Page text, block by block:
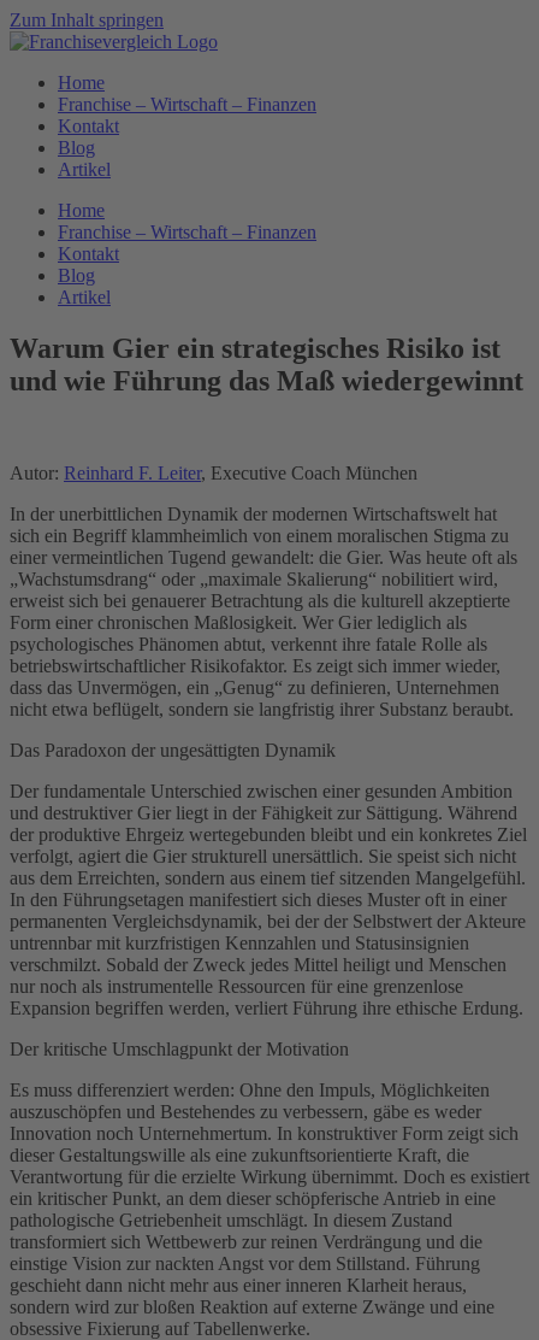
Zum Inhalt springen
Home
Franchise – Wirtschaft – Finanzen
Kontakt
Blog
Artikel
Home
Franchise – Wirtschaft – Finanzen
Kontakt
Blog
Artikel
Warum Gier ein strategisches Risiko ist
und wie Führung das Maß wiedergewinnt
Autor: Reinhard F. Leiter, Executive Coach München
In der unerbittlichen Dynamik der modernen Wirtschaftswelt hat
sich ein Begriff klammheimlich von einem moralischen Stigma zu
einer vermeintlichen Tugend gewandelt: die Gier. Was heute oft als
„Wachstumsdrang“ oder „maximale Skalierung“ nobilitiert wird,
erweist sich bei genauerer Betrachtung als die kulturell akzeptierte
Form einer chronischen Maßlosigkeit. Wer Gier lediglich als
psychologisches Phänomen abtut, verkennt ihre fatale Rolle als
betriebswirtschaftlicher Risikofaktor. Es zeigt sich immer wieder,
dass das Unvermögen, ein „Genug“ zu definieren, Unternehmen
nicht etwa beflügelt, sondern sie langfristig ihrer Substanz beraubt.
Das Paradoxon der ungesättigten Dynamik
Der fundamentale Unterschied zwischen einer gesunden Ambition
und destruktiver Gier liegt in der Fähigkeit zur Sättigung. Während
der produktive Ehrgeiz wertegebunden bleibt und ein konkretes Ziel
verfolgt, agiert die Gier strukturell unersättlich. Sie speist sich nicht
aus dem Erreichten, sondern aus einem tief sitzenden Mangelgefühl.
In den Führungsetagen manifestiert sich dieses Muster oft in einer
permanenten Vergleichsdynamik, bei der der Selbstwert der Akteure
untrennbar mit kurzfristigen Kennzahlen und Statusinsignien
verschmilzt. Sobald der Zweck jedes Mittel heiligt und Menschen
nur noch als instrumentelle Ressourcen für eine grenzenlose
Expansion begriffen werden, verliert Führung ihre ethische Erdung.
Der kritische Umschlagpunkt der Motivation
Es muss differenziert werden: Ohne den Impuls, Möglichkeiten
auszuschöpfen und Bestehendes zu verbessern, gäbe es weder
Innovation noch Unternehmertum. In konstruktiver Form zeigt sich
dieser Gestaltungswille als eine zukunftsorientierte Kraft, die
Verantwortung für die erzielte Wirkung übernimmt. Doch es existiert
ein kritischer Punkt, an dem dieser schöpferische Antrieb in eine
pathologische Getriebenheit umschlägt. In diesem Zustand
transformiert sich Wettbewerb zur reinen Verdrängung und die
einstige Vision zur nackten Angst vor dem Stillstand. Führung
geschieht dann nicht mehr aus einer inneren Klarheit heraus,
sondern wird zur bloßen Reaktion auf externe Zwänge und eine
obsessive Fixierung auf Tabellenwerke.